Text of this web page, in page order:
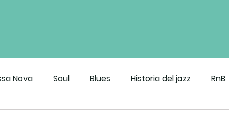
Nova Soul Blues Historia del jazz RnB